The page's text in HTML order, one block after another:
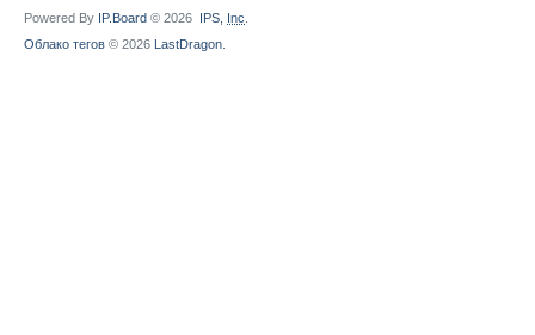
Powered By IP.Board © 2026 IPS, Inc
Облако тегов © 2026 LastDragon